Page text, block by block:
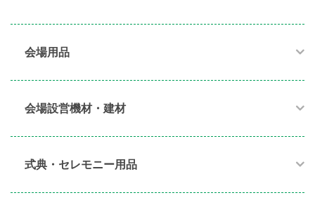
会場用品
会場設営機材・建材
式典・セレモニー用品